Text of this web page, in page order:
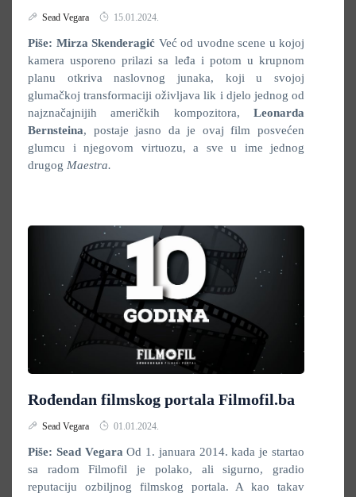
Sead Vegara 15.01.2024.
Piše: Mirza Skenderagić Već od uvodne scene u kojoj
kamera usporeno prilazi sa leđa i potom u krupnom
planu otkriva naslovnog junaka, koji u svojoj
glumačkoj transformaciji oživljava lik i djelo jednog od
najznačajnijih američkih kompozitora, Leonarda
Bernsteina, postaje jasno da je ovaj film posvećen
glumcu i njegovom virtuozu, a sve u ime jednog
drugog Maestra.
Rođendan filmskog portala Filmofil.ba
Sead Vegara 01.01.2024.
Piše: Sead Vegara Od 1. januara 2014. kada je startao
sa radom Filmofil je polako, ali sigurno, gradio
reputaciju ozbiljnog filmskog portala. A kao takav